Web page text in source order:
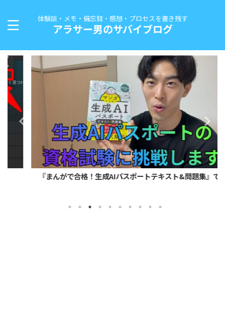
体験談・メモ・備忘録・感想・プロセスを書き残す
アラサー男のサバイブログ
『まんがで合格！生成AIパスポートテキスト&問題集』で...